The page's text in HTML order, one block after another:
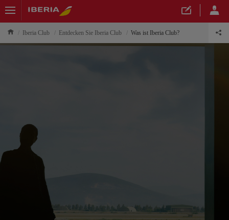
Iberia Club Entdecken Sie Iberia Club Was ist Iberia Club?